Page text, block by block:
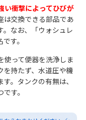
い衝撃によってひびが
は交換できる部品であ
。なお、「ウォシュレ
す。
使って便器を洗浄しま
を持たず、水道圧や機
。タンクの有無は、
す。